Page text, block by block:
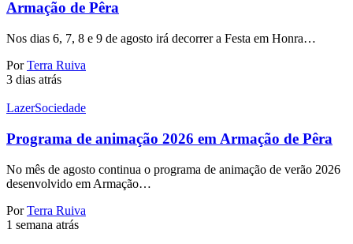
Armação de Pêra
Nos dias 6, 7, 8 e 9 de agosto irá decorrer a Festa em Honra…
Por Terra Ruiva
3 dias atrás
LazerSociedade
Programa de animação 2026 em Armação de Pêra
No mês de agosto continua o programa de animação de verão 2026
desenvolvido em Armação…
Por Terra Ruiva
1 semana atrás